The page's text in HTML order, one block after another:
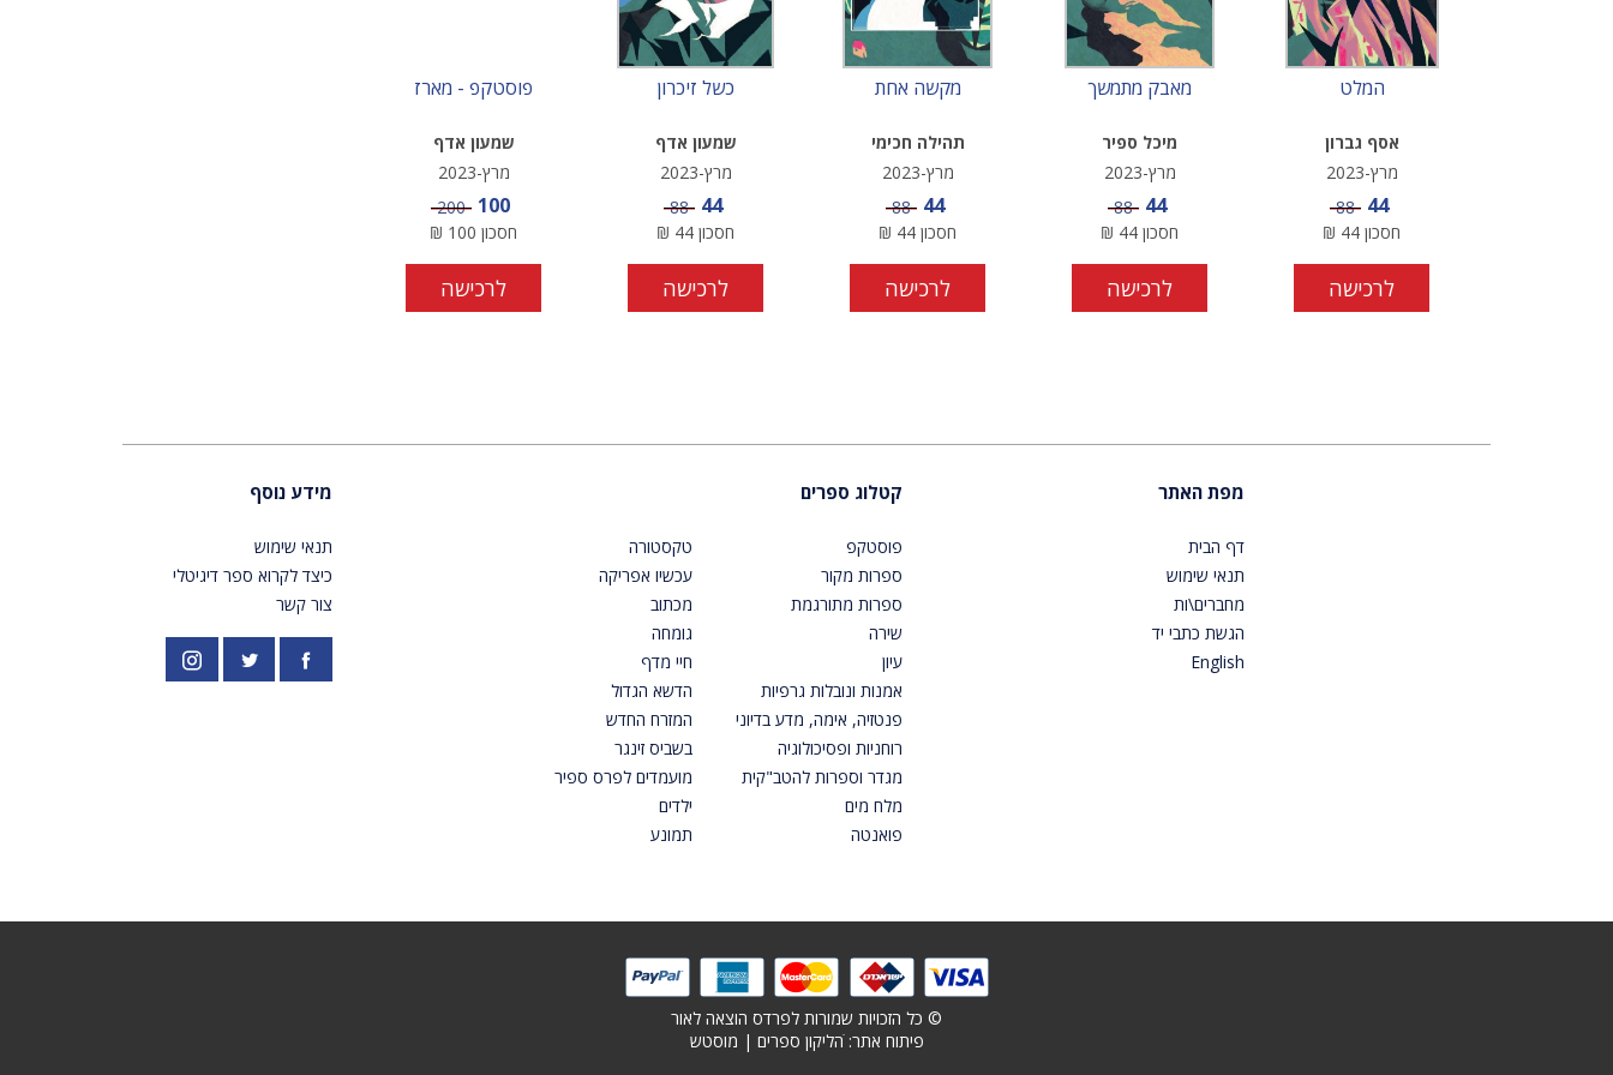
המלט
אסף גברון
מרץ-2023
מחיר מבצע
44 מחיר
88
חסכון 44
₪
לרכישה
מאבק מתמשך
מיכל ספיר
מרץ-2023
מחיר מבצע
44 מחיר
88
חסכון 44
₪
לרכישה
מקשה אחת
תהילה חכימי
מרץ-2023
מחיר מבצע
44 מחיר
88
חסכון 44
₪
לרכישה
כשל זיכרון
שמעון אדף
מרץ-2023
מחיר מבצע
44 מחיר
88
חסכון 44
₪
לרכישה
פוסטקפ - מארז
שמעון אדף
מרץ-2023
מחיר מבצע
100 מחיר
200
חסכון 100
₪
לרכישה
מפת האתר
דף הבית
תנאי שימוש
מחברים\ות
הגשת כתבי יד
English
קטלוג ספרים
פוסטקפ
ספרות מקור
ספרות מתורגמת
שירה
עיון
אמנות ונובלות גרפיות
פנטזיה, אימה, מדע בדיוני
רוחניות ופסיכולוגיה
מגדר וספרות להטב"קית
מלח מים
פואנטה
טקסטורה
עכשיו אפריקה
מכתוב
גומחה
חיי מדף
הדשא הגדול
המזרח החדש
בשביס זינגר
מועמדים לפרס ספיר
ילדים
תמונע
מידע נוסף
תנאי שימוש
כיצד לקרוא ספר דיגיטלי
צור קשר
פייסבוק PardesPublish
אינסטגרם
© כל הזכויות שמורות לפרדס הוצאה לאור
פיתוח אתר: ׁהליקון ספרים | מוסטש